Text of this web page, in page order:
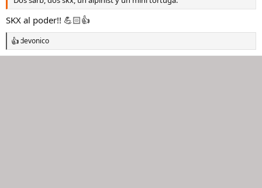
SKX al poder!! 💪🏻👍
R
e
devonico